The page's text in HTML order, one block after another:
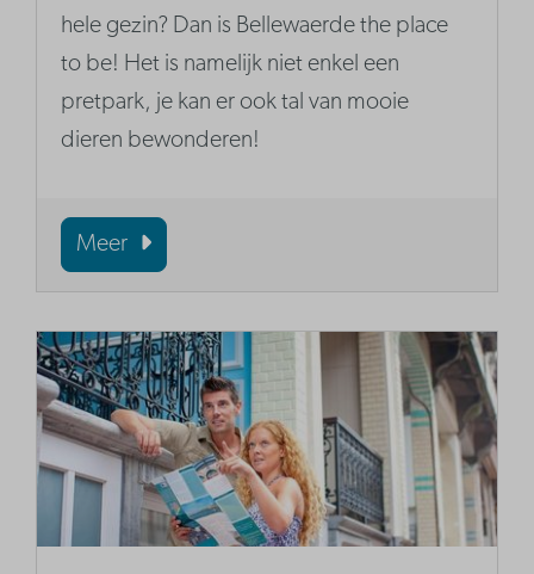
hele gezin? Dan is Bellewaerde the place
to be! Het is namelijk niet enkel een
pretpark, je kan er ook tal van mooie
dieren bewonderen!
Meer